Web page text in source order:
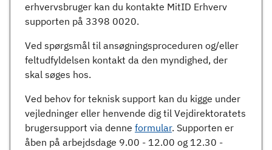
erhvervsbruger kan du kontakte MitID Erhverv
supporten på 3398 0020.
Ved spørgsmål til ansøgningsproceduren og/eller
feltudfyldelsen kontakt da den myndighed, der
skal søges hos.
Ved behov for teknisk support kan du kigge under
vejledninger eller henvende dig til Vejdirektoratets
brugersupport via denne formular. Supporten er
åben på arbejdsdage 9.00 - 12.00 og 12.30 -